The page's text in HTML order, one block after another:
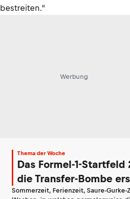
bestreiten."
Werbung
Thema der Woche
Das Formel-1-Startfeld
die Transfer-Bombe
Sommerzeit, Ferienzeit, Saure-